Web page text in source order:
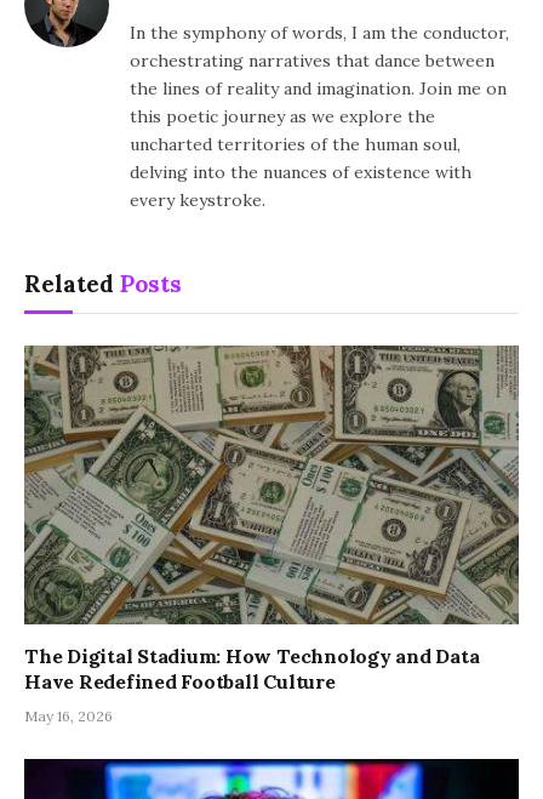
In the symphony of words, I am the conductor,
orchestrating narratives that dance between
the lines of reality and imagination. Join me on
this poetic journey as we explore the
uncharted territories of the human soul,
delving into the nuances of existence with
every keystroke.
Related Posts
The Digital Stadium: How Technology and Data
Have Redefined Football Culture
May 16, 2026